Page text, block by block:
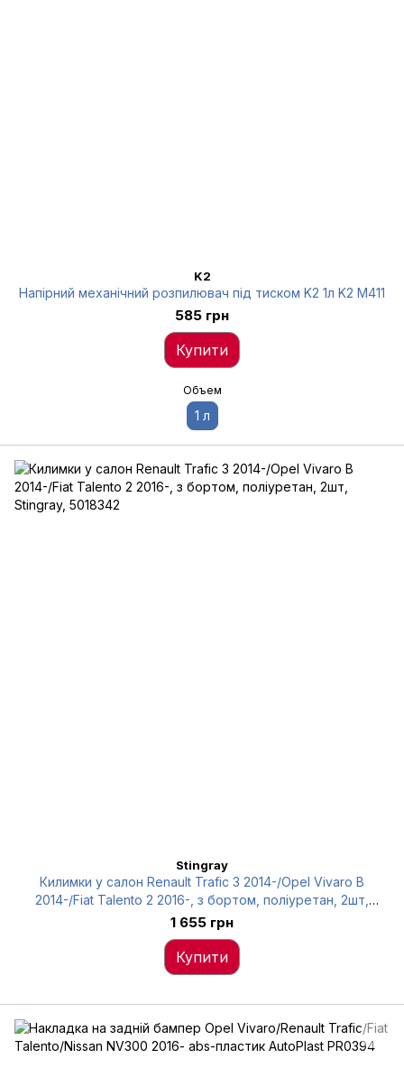
K2
Напірний механічний розпилювач під тиском K2 1л K2 M411
585 грн
Купити
Объем
1 л
Stingray
Килимки у салон Renault Trafic 3 2014-/Opel Vivaro B
2014-/Fiat Talento 2 2016-, з бортом, поліуретан, 2шт,
Stingray, 5018342
1 655 грн
Купити